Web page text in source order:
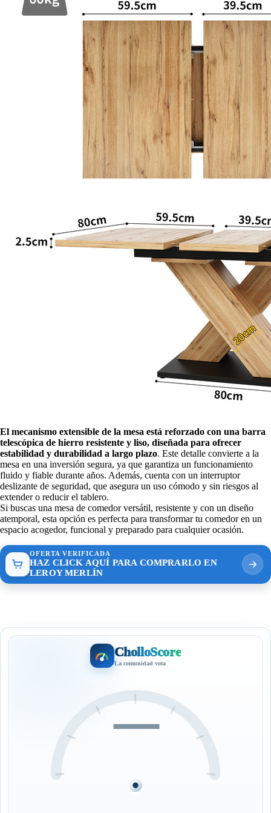
El mecanismo extensible de la mesa está reforzado con una barra
telescópica de hierro resistente y liso, diseñada para ofrecer
estabilidad y durabilidad a largo plazo. Este detalle convierte a la
mesa en una inversión segura, ya que garantiza un funcionamiento
fluido y fiable durante años. Además, cuenta con un interruptor
deslizante de seguridad, que asegura un uso cómodo y sin riesgos al
extender o reducir el tablero.
Si buscas una mesa de comedor versátil, resistente y con un diseño
atemporal, esta opción es perfecta para transformar tu comedor en un
espacio acogedor, funcional y preparado para cualquier ocasión.
OFERTA VERIFICADA
HAZ CLICK AQUÍ PARA COMPRARLO EN
LEROY MERLÍN
CholloScore
La comunidad vota
—